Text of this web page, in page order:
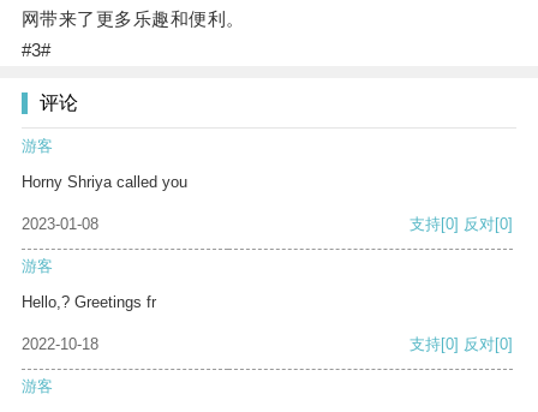
网带来了更多乐趣和便利。
#3#
评论
游客
Horny Shriya called you
2023-01-08 支持[0] 反对[0]
游客
Hello,? Greetings fr
2022-10-18 支持[0] 反对[0]
游客